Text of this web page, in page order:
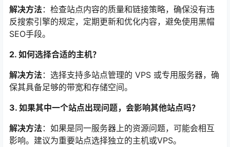
解决方法 ：检查站点内容的质量和链接策略，确保没有违
反搜索引擎的规定，定期更新和优化内容，避免使用黑帽
SEO手段。
2. 如何选择合适的主机？
解决方法 ：选择支持多站点管理的 VPS 或专用服务器，确
保其具备足够的带宽和存储空间。
3. 如果其中一个站点出现问题，会影响其他站点吗？
解决方法 ：如果是同一服务器上的资源问题，可能会相互
影响。建议为重要站点选择独立的主机或VPS。